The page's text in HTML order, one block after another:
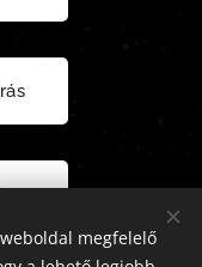
megfelelő